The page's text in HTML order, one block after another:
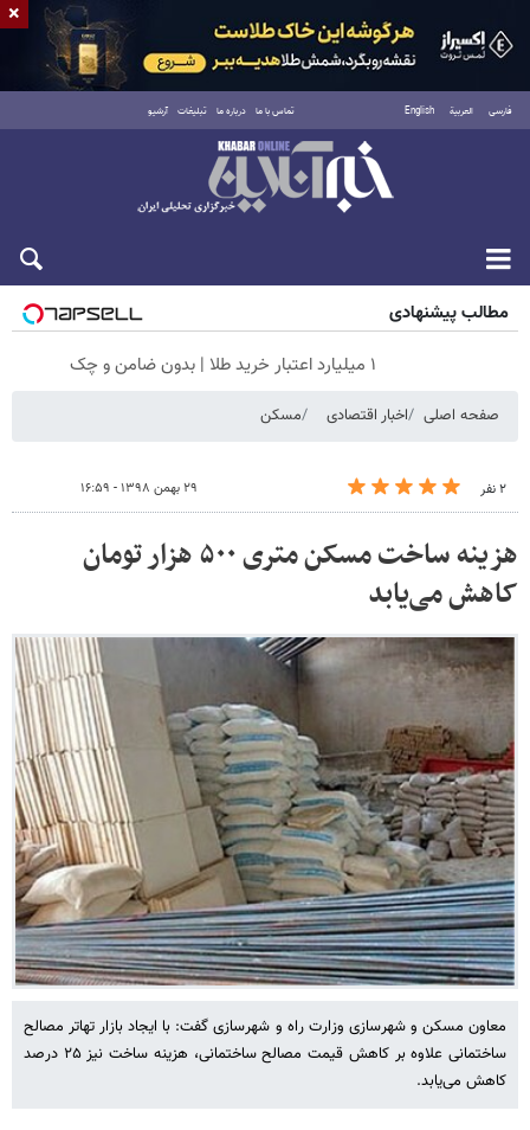
فارسی العربية English تماس با ما درباره ما تبلیغات آرشیو
جمعه ۱۶ مرداد ۱۴۰۵
مطالب پیشنهادی
۱ میلیارد اعتبار خرید طلا | بدون ضامن و چک
صفحه اصلی اخبار اقتصادی مسکن
۲ نفر ۲۹ بهمن ۱۳۹۸ - ۱۶:۵۹
هزینه ساخت مسکن متری ۵۰۰ هزار تومان
کاهش می‌یابد
معاون مسکن و شهرسازی وزارت راه و شهرسازی گفت: با ایجاد بازار تهاتر مصالح
ساختمانی علاوه بر کاهش قیمت مصالح ساختمانی، هزینه ساخت نیز ۲۵ درصد
کاهش می‌یابد.
×